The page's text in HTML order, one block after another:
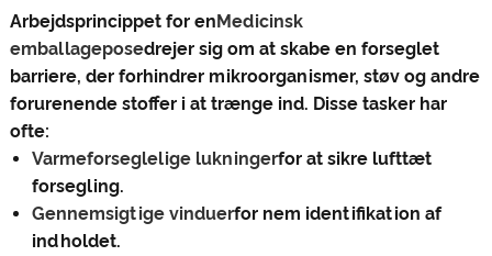
Arbejdsprincippet for enMedicinsk
emballageposedrejer sig om at skabe en forseglet
barriere, der forhindrer mikroorganismer, støv og andre
forurenende stoffer i at trænge ind. Disse tasker har
ofte:
Varmeforseglelige lukningerfor at sikre lufttæt
forsegling.
Gennemsigtige vinduerfor nem identifikation af
indholdet.